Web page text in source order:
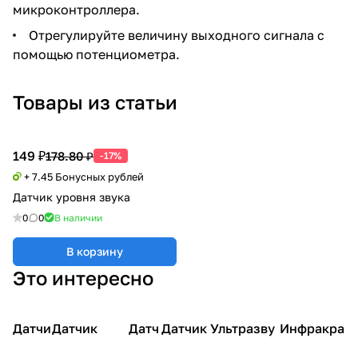
микроконтроллера.
Отрегулируйте величину выходного сигнала с
помощью потенциометра.
Товары из статьи
149 ₽178.80 ₽ -17%
+ 7.45 Бонусных рублей
Датчик уровня звука
0 0 В наличии
В корзину
Это интересно
Датчики
Датчи
Датчики
Датчик
Датчики
Датч
Датчики
Датчик
Датчики
Ультразву
Датчики
Инфракра